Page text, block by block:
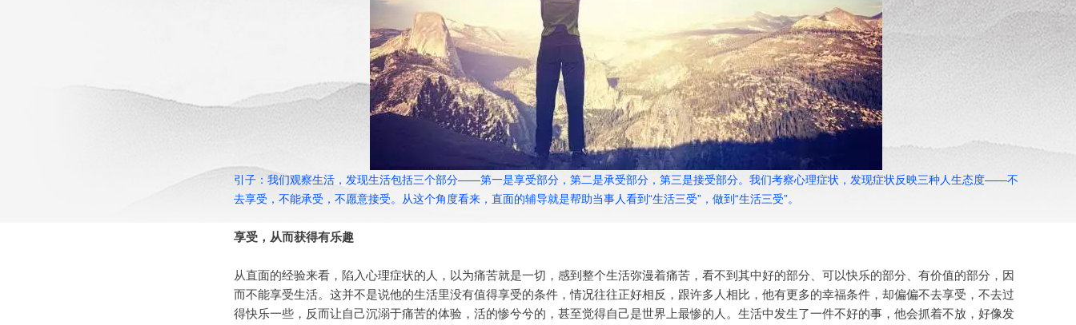
引子：我们观察生活，发现生活包括三个部分——第一是享受部分，第二是承受部分，第三是接受部分。我们考察心理症状，发现症状反映三种人生态度——不
去享受，不能承受，不愿意接受。从这个角度看来，直面的辅导就是帮助当事人看到“生活三受”，做到“生活三受”。
享受，从而获得有乐趣
从直面的经验来看，陷入心理症状的人，以为痛苦就是一切，感到整个生活弥漫着痛苦，看不到其中好的部分、可以快乐的部分、有价值的部分，因
而不能享受生活。这并不是说他的生活里没有值得享受的条件，情况往往正好相反，跟许多人相比，他有更多的幸福条件，却偏偏不去享受，不去过
得快乐一些，反而让自己沉溺于痛苦的体验，活的惨兮兮的，甚至觉得自己是世界上最惨的人。生活中发生了一件不好的事，他会抓着不放，好像发